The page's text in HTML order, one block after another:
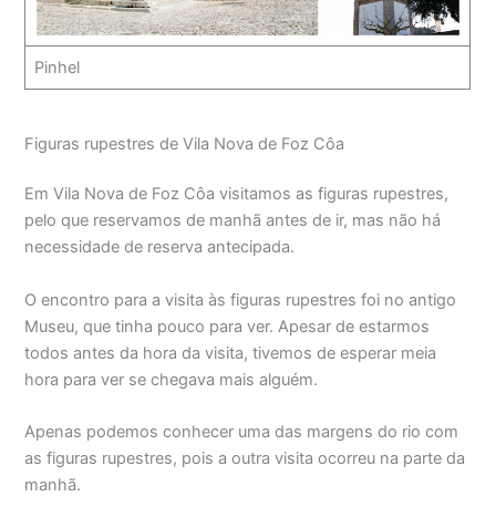
Pinhel
Figuras rupestres de Vila Nova de Foz Côa
Em Vila Nova de Foz Côa visitamos as figuras rupestres,
pelo que reservamos de manhã antes de ir, mas não há
necessidade de reserva antecipada.
O encontro para a visita às figuras rupestres foi no antigo
Museu, que tinha pouco para ver. Apesar de estarmos
todos antes da hora da visita, tivemos de esperar meia
hora para ver se chegava mais alguém.
Apenas podemos conhecer uma das margens do rio com
as figuras rupestres, pois a outra visita ocorreu na parte da
manhã.